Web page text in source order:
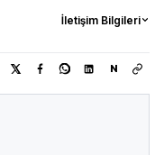
İletişim Bilgileri
N